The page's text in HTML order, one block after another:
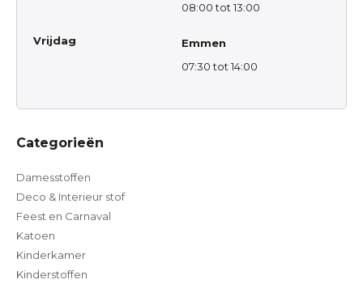
08:00 tot 13:00
Vrijdag
Emmen
07:30 tot 14:00
Categorieën
Damesstoffen
Deco & Interieur stof
Feest en Carnaval
Katoen
Kinderkamer
Kinderstoffen